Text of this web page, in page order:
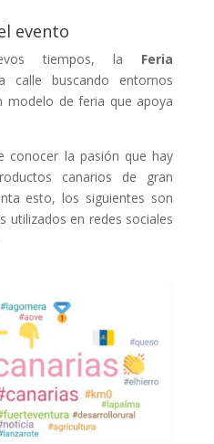
evento
tiempos, la Feria
calle buscando entornos
modelo de feria que apoya
conocer la pasión que hay
canarios de gran
esto, los siguientes son
utilizados en redes sociales